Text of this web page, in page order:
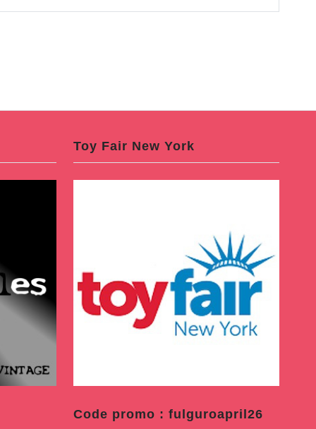
Toy Fair New York
Code promo : fulguroapril26